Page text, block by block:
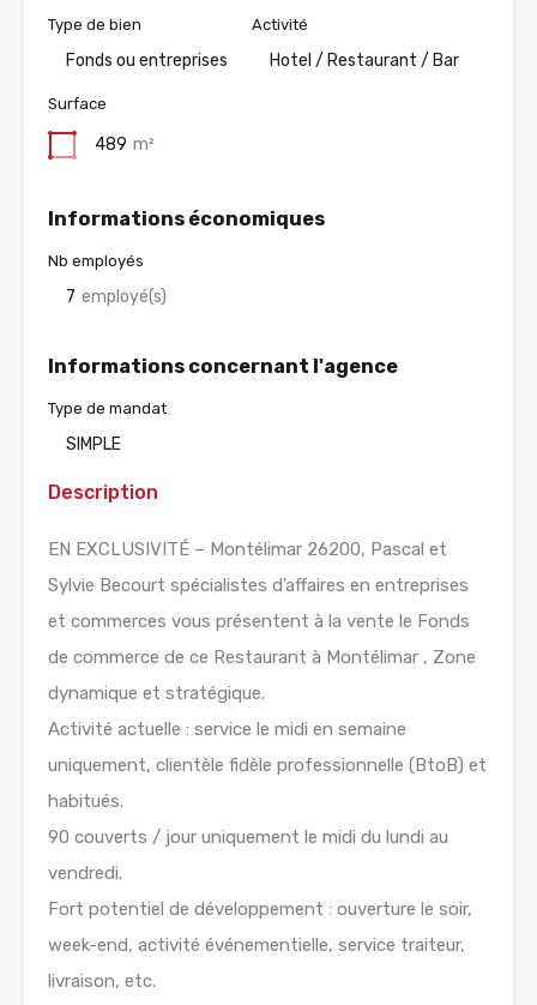
Type de bien
Fonds ou entreprises
Activité
Hotel / Restaurant / Bar
Surface
489 m²
Informations économiques
Nb employés
7 employé(s)
Informations concernant l'agence
Type de mandat
SIMPLE
Description
EN EXCLUSIVITÉ – Montélimar 26200, Pascal et
Sylvie Becourt spécialistes d’affaires en entreprises
et commerces vous présentent à la vente le Fonds
de commerce de ce Restaurant à Montélimar , Zone
dynamique et stratégique.
Activité actuelle : service le midi en semaine
uniquement, clientèle fidèle professionnelle (BtoB) et
habitués.
90 couverts / jour uniquement le midi du lundi au
vendredi.
Fort potentiel de développement : ouverture le soir,
week-end, activité événementielle, service traiteur,
livraison, etc.